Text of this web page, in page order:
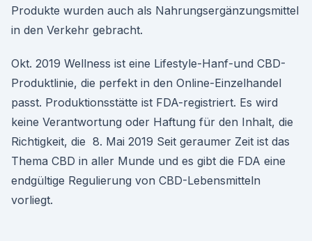
Produkte wurden auch als Nahrungsergänzungsmittel
in den Verkehr gebracht.
Okt. 2019 Wellness ist eine Lifestyle-Hanf-und CBD-
Produktlinie, die perfekt in den Online-Einzelhandel
passt. Produktionsstätte ist FDA-registriert. Es wird
keine Verantwortung oder Haftung für den Inhalt, die
Richtigkeit, die 8. Mai 2019 Seit geraumer Zeit ist das
Thema CBD in aller Munde und es gibt die FDA eine
endgültige Regulierung von CBD-Lebensmitteln
vorliegt.